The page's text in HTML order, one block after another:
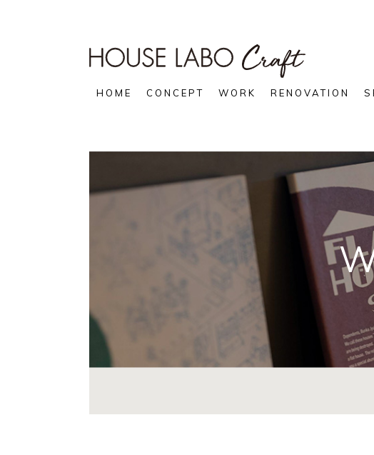
HOME CONCEPT WORK RENOVATION